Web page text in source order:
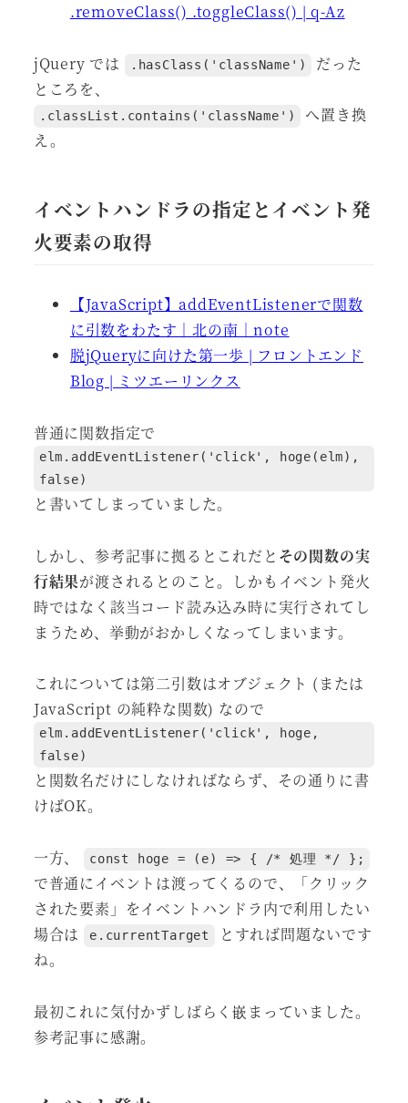
.removeClass() .toggleClass() | q-Az
jQuery では .hasClass('className')
だった
ところを、
.classList.contains('className')
へ置き換
え。
イベントハンドラの指定とイベント発
火要素の取得
【JavaScript】addEventListenerで関数
に引数をわたす｜北の南｜note
脱jQueryに向けた第一歩 | フロントエンド
Blog | ミツエーリンクス
普通に関数指定で
elm.addEventListener('click', hoge(elm),
false)
と書いてしまっていました。
しかし、参考記事に拠るとこれだと その関数の実
行結果が渡されるとのこと。しかもイベント発火
時ではなく該当コード読み込み時に実行されてし
まうため、挙動がおかしくなってしまいます。
これについては第二引数はオブジェクト (または
JavaScript の純粋な関数) なので
elm.addEventListener('click', hoge,
false)
と関数名だけにしなければならず、その通りに書
けばOK。
一方、 const hoge = (e) => { /* 処理 */ };
で普通にイベントは渡ってくるので、「クリック
された要素」をイベントハンドラ内で利用したい
場合は
e.currentTarget
とすれば問題ないです
ね。
最初これに気付かずしばらく嵌まっていました。
参考記事に感謝。